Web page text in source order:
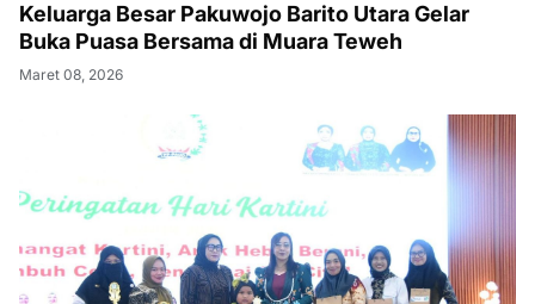
Keluarga Besar Pakuwojo Barito Utara Gelar
Buka Puasa Bersama di Muara Teweh
Maret 08, 2026